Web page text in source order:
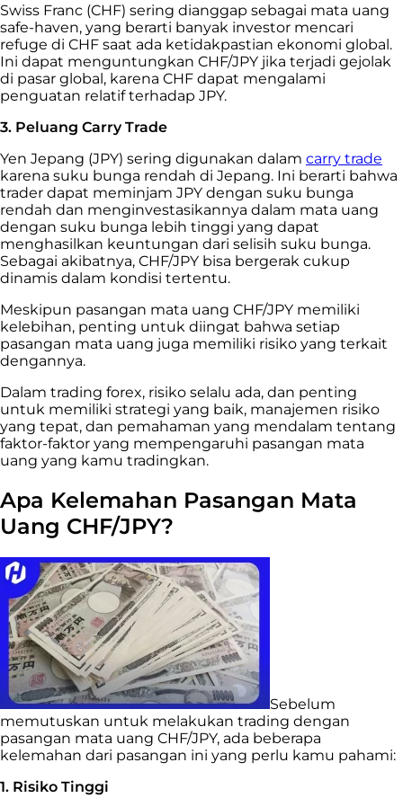
Swiss Franc (CHF) sering dianggap sebagai mata uang
safe-haven, yang berarti banyak investor mencari
refuge di CHF saat ada ketidakpastian ekonomi global.
Ini dapat menguntungkan CHF/JPY jika terjadi gejolak
di pasar global, karena CHF dapat mengalami
penguatan relatif terhadap JPY.
3. Peluang Carry Trade
Yen Jepang (JPY) sering digunakan dalam carry trade
karena suku bunga rendah di Jepang. Ini berarti bahwa
trader dapat meminjam JPY dengan suku bunga
rendah dan menginvestasikannya dalam mata uang
dengan suku bunga lebih tinggi yang dapat
menghasilkan keuntungan dari selisih suku bunga.
Sebagai akibatnya, CHF/JPY bisa bergerak cukup
dinamis dalam kondisi tertentu.
Meskipun pasangan mata uang CHF/JPY memiliki
kelebihan, penting untuk diingat bahwa setiap
pasangan mata uang juga memiliki risiko yang terkait
dengannya.
Dalam trading forex, risiko selalu ada, dan penting
untuk memiliki strategi yang baik, manajemen risiko
yang tepat, dan pemahaman yang mendalam tentang
faktor-faktor yang mempengaruhi pasangan mata
uang yang kamu tradingkan.
Apa Kelemahan Pasangan Mata
Uang CHF/JPY?
Sebelum
memutuskan untuk melakukan trading dengan
pasangan mata uang CHF/JPY, ada beberapa
kelemahan dari pasangan ini yang perlu kamu pahami:
1. Risiko Tinggi